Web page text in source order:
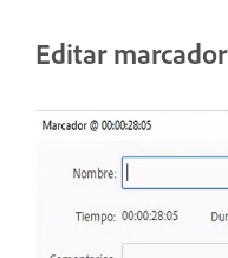
Editar marcador